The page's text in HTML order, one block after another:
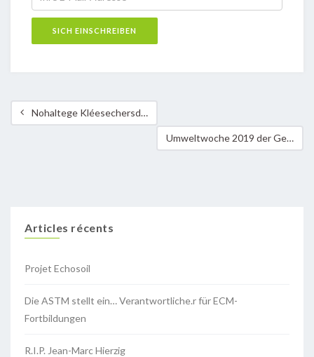
Nohaltege Kléesechersdag zu Munneref
Umweltwoche 2019 der Gemeinde Contern
Articles récents
Projet Echosoil
Die ASTM stellt ein… Verantwortliche.r für ECM-
Fortbildungen
R.I.P. Jean-Marc Hierzig